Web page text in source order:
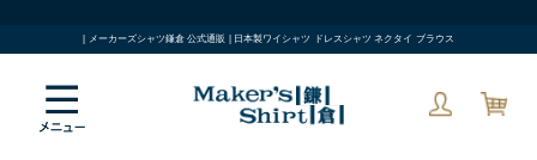
| メーカーズシャツ鎌倉 公式通販 | 日本製ワイシャツ ドレスシャツ ネクタイ ブラウス